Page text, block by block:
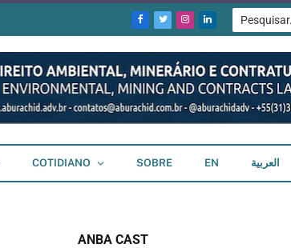
Facebook
TwitterInstagram
LinkedIn
COTIDIANO SOBRE EN العربية
ANBA CAST